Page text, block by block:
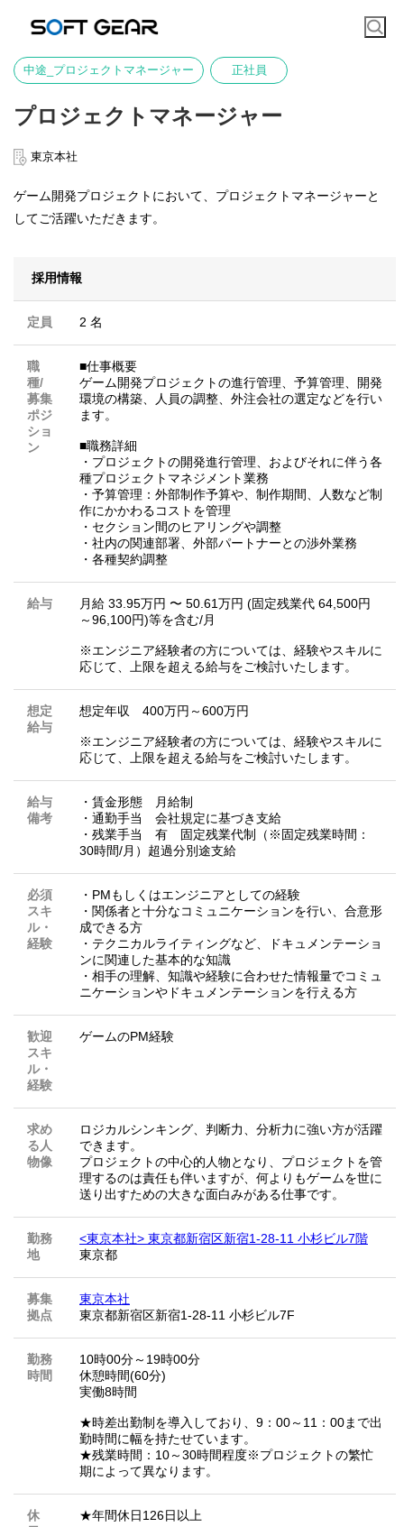
中途_プロジェクトマネージャー 正社員
プロジェクトマネージャー
東京本社
ゲーム開発プロジェクトにおいて、プロジェクトマネージャーと
してご活躍いただきます。
採用情報
定員 2 名
職
種/
募集
ポジ
ショ
ン
■仕事概要
ゲーム開発プロジェクトの進行管理、予算管理、開発
環境の構築、人員の調整、外注会社の選定などを行い
ます。
■職務詳細
・プロジェクトの開発進行管理、およびそれに伴う各
種プロジェクトマネジメント業務
・予算管理：外部制作予算や、制作期間、人数など制
作にかかわるコストを管理
・セクション間のヒアリングや調整
・社内の関連部署、外部パートナーとの渉外業務
・各種契約調整
給与
月給 33.95万円 〜 50.61万円 (固定残業代 64,500円
～96,100円)等を含む/月
※エンジニア経験者の方については、経験やスキルに
応じて、上限を超える給与をご検討いたします。
想定
給与
想定年収 400万円～600万円
※エンジニア経験者の方については、経験やスキルに
応じて、上限を超える給与をご検討いたします。
給与
備考
・賃金形態 月給制
・通勤手当 会社規定に基づき支給
・残業手当 有 固定残業代制（※固定残業時間：
30時間/月）超過分別途支給
必須
スキ
ル・
経験
・PMもしくはエンジニアとしての経験
・関係者と十分なコミュニケーションを行い、合意形
成できる方
・テクニカルライティングなど、ドキュメンテーショ
ンに関連した基本的な知識
・相手の理解、知識や経験に合わせた情報量でコミュ
ニケーションやドキュメンテーションを行える方
歓迎
スキ
ル・
経験
ゲームのPM経験
求め
る人
物像
ロジカルシンキング、判断力、分析力に強い方が活躍
できます。
プロジェクトの中心的人物となり、プロジェクトを管
理するのは責任も伴いますが、何よりもゲームを世に
送り出すための大きな面白みがある仕事です。
勤務
地
<東京本社> 東京都新宿区新宿1-28-11 小杉ビル7階
東京都
募集
拠点
東京本社
東京都新宿区新宿1-28-11 小杉ビル7F
勤務
時間
10時00分～19時00分
休憩時間(60分)
実働8時間
★時差出勤制を導入しており、9：00～11：00まで出
勤時間に幅を持たせています。
★残業時間：10～30時間程度※プロジェクトの繁忙
期によって異なります。
休
★年間休日126日以上